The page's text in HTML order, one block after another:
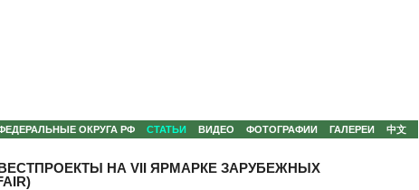
ОКРУГА РФ СТАТЬИ ВИДЕО ФОТОГРАФИИ ГАЛЕРЕИ 中文
НА VII ЯРМАРКЕ ЗАРУБЕЖНЫХ